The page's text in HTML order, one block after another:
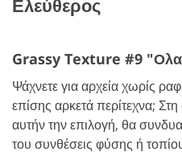
Ελεύθερος
Grassy Texture #9 "
Ψάχνετε για αρχεία χωρίς
επίσης αρκετά περίτεχνα;
αυτήν την επιλογή, θα
του συνθέσεις φύσης ή